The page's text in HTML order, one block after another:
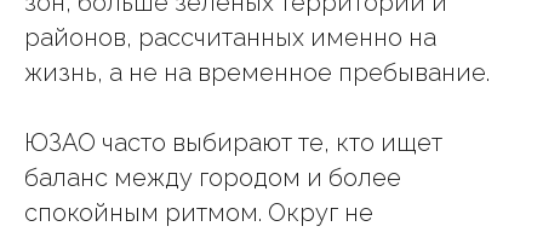
районов, рассчитанных именно на
жизнь, а не на временное пребывание.
ЮЗАО часто выбирают те, кто ищет
баланс между городом и более
спокойным ритмом. Округ не